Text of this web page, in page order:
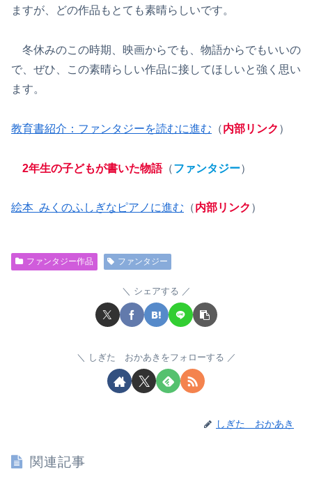
ますが、どの作品もとても素晴らしいです。
冬休みのこの時期、映画からでも、物語からでもいいの
で、ぜひ、この素晴らしい作品に接してほしいと強く思い
ます。
教育書紹介：ファンタジーを読むに進む （内部リンク ）
2年生の子どもが書いた物語（ファンタジー）
絵本 みくのふしぎなピアノに進む （内部リンク ）
ファンタジー作品 ファンタジー
シェアする
しぎた おかあきをフォローする
しぎた おかあき
関連記事